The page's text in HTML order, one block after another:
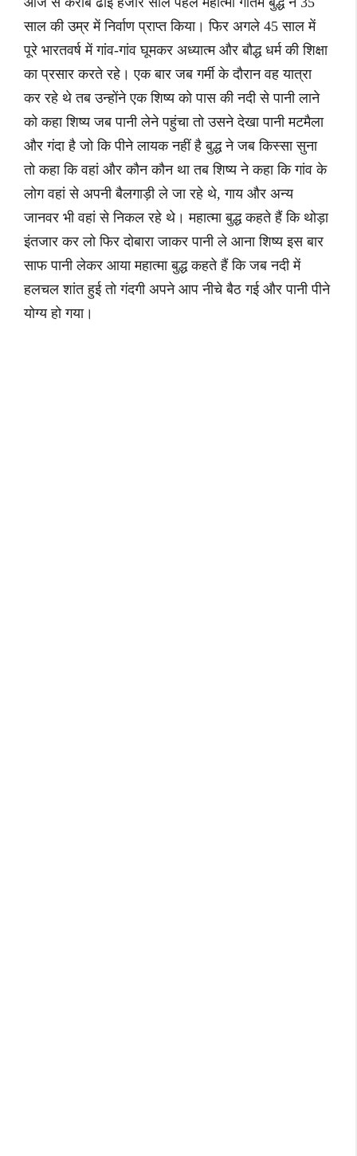
साल की उम्र में निर्वाण प्राप्त किया। फिर अगले 45 साल में
पूरे भारतवर्ष में गांव-गांव घूमकर अध्यात्म और बौद्ध धर्म की शिक्षा
का प्रसार करते रहे। एक बार जब गर्मी के दौरान वह यात्रा
कर रहे थे तब उन्होंने एक शिष्य को पास की नदी से पानी लाने
को कहा शिष्य जब पानी लेने पहुंचा तो उसने देखा पानी मटमैला
और गंदा है जो कि पीने लायक नहीं है बुद्ध ने जब किस्सा सुना
तो कहा कि वहां और कौन कौन था तब शिष्य ने कहा कि गांव के
लोग वहां से अपनी बैलगाड़ी ले जा रहे थे, गाय और अन्य
जानवर भी वहां से निकल रहे थे। महात्मा बुद्ध कहते हैं कि थोड़ा
इंतजार कर लो फिर दोबारा जाकर पानी ले आना शिष्य इस बार
साफ पानी लेकर आया महात्मा बुद्ध कहते हैं कि जब नदी में
हलचल शांत हुई तो गंदगी अपने आप नीचे बैठ गई और पानी पीने
योग्य हो गया।